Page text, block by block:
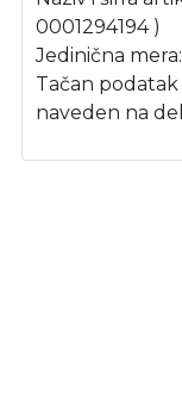
0001294194 )
Jedinična
Tačan
naveden na